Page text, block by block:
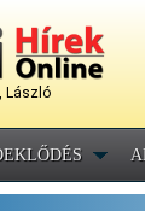
László